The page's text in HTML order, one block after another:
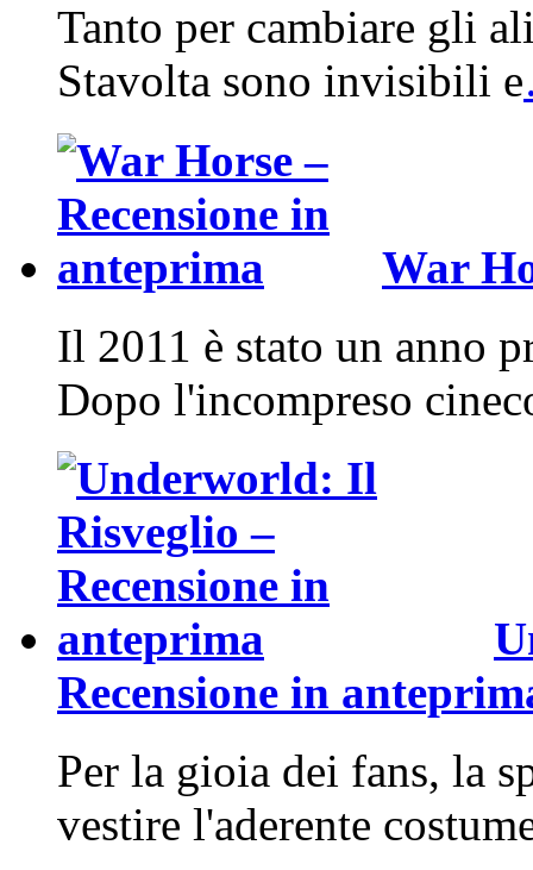
Tanto per cambiare gli
Stavolta sono invisibili e
War
Il 2011 è stato un anno
Dopo l'incompreso
Recensione in
Per la gioia dei fans, la
vestire l'aderente